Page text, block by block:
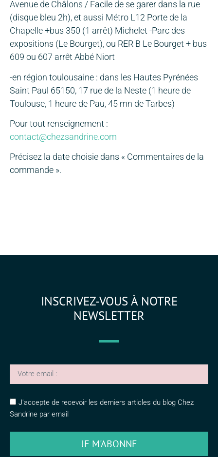
Avenue de Châlons / Facile de se garer dans la rue
(disque bleu 2h), et aussi Métro L12 Porte de la
Chapelle +bus 350 (1 arrêt) Michelet -Parc des
expositions (Le Bourget), ou RER B Le Bourget + bus
609 ou 607 arrêt Abbé Niort
-en région toulousaine : dans les Hautes Pyrénées
Saint Paul 65150, 17 rue de la Neste (1 heure de
Toulouse, 1 heure de Pau, 45 mn de Tarbes)
Pour tout renseignement :
contact@chezsandrine.com
Précisez la date choisie dans « Commentaires de la
commande ».
INSCRIVEZ-VOUS À NOTRE
NEWSLETTER
J'accepte de recevoir les derniers articles du blog Chez
Sandrine par email
JE M'ABONNE